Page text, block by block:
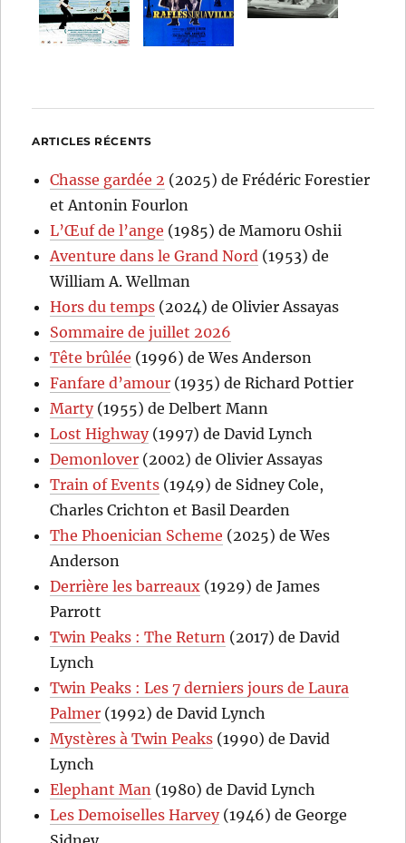
ARTICLES RÉCENTS
Chasse gardée 2 (2025) de Frédéric Forestier
et Antonin Fourlon
L’Œuf de l’ange (1985) de Mamoru Oshii
Aventure dans le Grand Nord (1953) de
William A. Wellman
Hors du temps (2024) de Olivier Assayas
Sommaire de juillet 2026
Tête brûlée (1996) de Wes Anderson
Fanfare d’amour (1935) de Richard Pottier
Marty(1955) de Delbert Mann
Lost Highway(1997) de David Lynch
Demonlover (2002) de Olivier Assayas
Train of Events (1949) de Sidney Cole,
Charles Crichton et Basil Dearden
The Phoenician Scheme (2025) de Wes
Anderson
Derrière les barreaux (1929) de James
Parrott
Twin Peaks : The Return (2017) de David
Lynch
Twin Peaks : Les 7 derniers jours de Laura
Palmer (1992) de David Lynch
Mystères à Twin Peaks (1990) de David
Lynch
Elephant Man (1980) de David Lynch
Les Demoiselles Harvey(1946) de George